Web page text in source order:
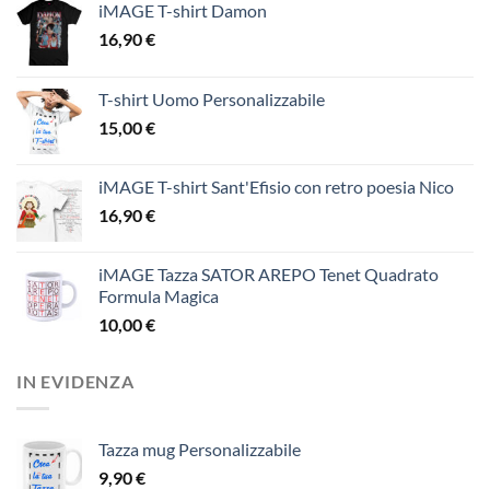
iMAGE T-shirt Damon
16,90€
T-shirt Uomo Personalizzabile
15,00€
iMAGE T-shirt Sant'Efisio con retro poesia Nico
16,90€
iMAGE Tazza SATOR AREPO Tenet Quadrato
Formula Magica
10,00€
IN EVIDENZA
Tazza mug Personalizzabile
9,90€